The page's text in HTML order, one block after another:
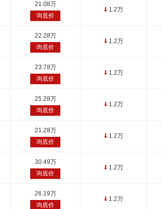
21.08万
询底价
1.2万
22.28万
询底价
1.2万
23.78万
询底价
1.2万
25.28万
询底价
1.2万
21.28万
询底价
1.2万
30.49万
询底价
1.2万
26.19万
询底价
1.2万